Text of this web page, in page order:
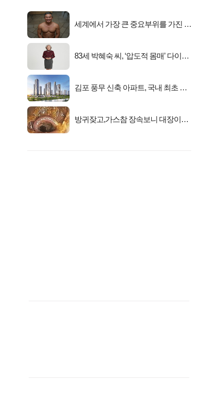
세계에서 가장 큰 중요부위를 가진 남
83세 박혜숙 씨, ‘압도적 몸매’ 다이어
김포 풍무 신축 아파트, 국내 최초 반
방귀잦고,가스참 장속보니 대장이아